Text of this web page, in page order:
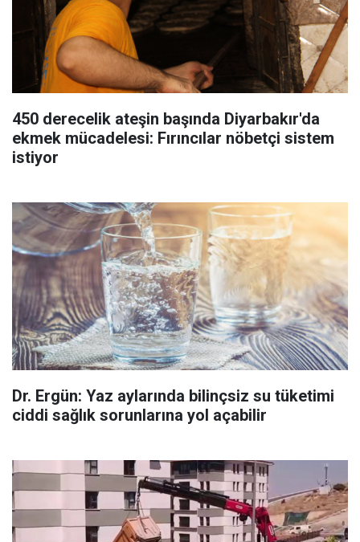
450 derecelik ateşin başında Diyarbakır'da
ekmek mücadelesi: Fırıncılar nöbetçi sistem
istiyor
Dr. Ergün: Yaz aylarında bilinçsiz su tüketimi
ciddi sağlık sorunlarına yol açabilir